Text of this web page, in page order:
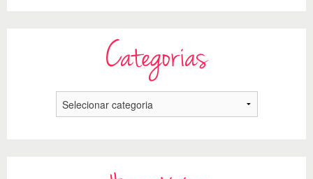
Categorias